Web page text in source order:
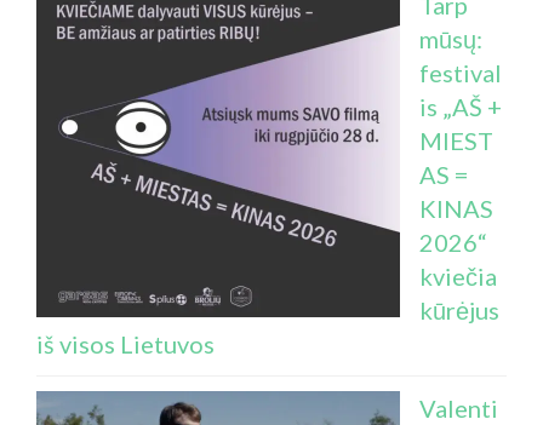
mūsų:
festival
is „AŠ +
MIEST
AS =
KINAS
2026“
kviečia
kūrėjus
iš visos Lietuvos
Valenti